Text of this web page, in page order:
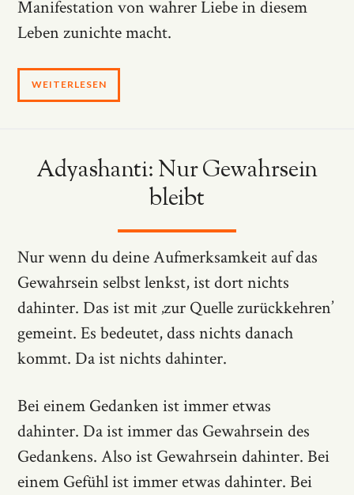
Manifestation von wahrer Liebe in diesem
Leben zunichte macht.
WEITERLESEN
Adyashanti: Nur Gewahrsein
bleibt
Nur wenn du deine Aufmerksamkeit auf das
Gewahrsein selbst lenkst, ist dort nichts
dahinter. Das ist mit ‚zur Quelle zurückkehren’
gemeint. Es bedeutet, dass nichts danach
kommt. Da ist nichts dahinter.
Bei einem Gedanken ist immer etwas
dahinter. Da ist immer das Gewahrsein des
Gedankens. Also ist Gewahrsein dahinter. Bei
einem Gefühl ist immer etwas dahinter. Bei